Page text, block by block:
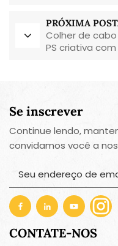
PRÓXIMA
Colher de
PS criativa
Se inscrever
Continue lendo,
convidamos você a
CONTATE-NOS